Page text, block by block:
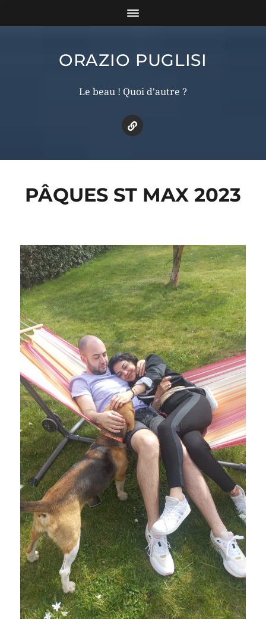
ORAZIO PUGLISI
Le beau ! Quoi d'autre ?
PÂQUES ST MAX 2023